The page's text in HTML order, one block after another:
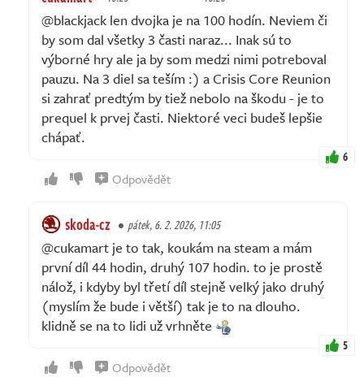
@blackjack len dvojka je na 100 hodín. Neviem či
by som dal všetky 3 časti naraz... Inak sú to
výborné hry ale ja by som medzi nimi potreboval
pauzu. Na 3 diel sa teším :) a Crisis Core Reunion
si zahrať predtým by tiež nebolo na škodu - je to
prequel k prvej časti. Niektoré veci budeš lepšie
chápať.
6
Odpovědět
skoda-cz pátek, 6. 2. 2026, 11:05
@cukamart je to tak, koukám na steam a mám
první díl 44 hodin, druhý 107 hodin. to je prostě
nálož, i kdyby byl třetí díl stejně velký jako druhý
(myslím že bude i větší) tak je to na dlouho.
klidně se na to lidi už vrhněte
5
Odpovědět